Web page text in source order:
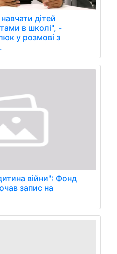
дітей
в школі", -
у розмові з
війни": Фонд
запис на